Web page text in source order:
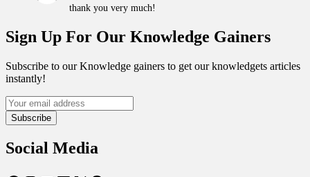
thank you very much!
Sign Up For Our Knowledge Gainers
Subscribe to our Knowledge gainers to get our knowledgets articles
instantly!
Subscribe
Social Media